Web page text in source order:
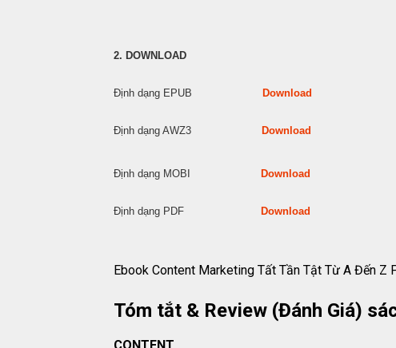
2. DOWNLOAD
Định dạng EPUB Download
Định dạng AWZ3 Download
Định dạng MOBI Download
Định dạng PDF Download
Ebook Content Marketing Tất Tần Tật Từ A Đến Z
Tóm tắt & Review (Đánh Giá)